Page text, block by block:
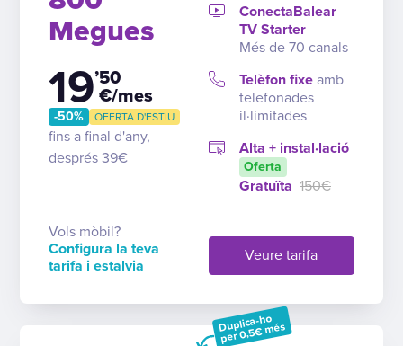
Megues
19’50
€/mes
-50% OFERTA D'ESTIU
fins a final d'any,
després 39€
Veure tarifa
ConectaBalear
TV Starter
Més de 70 canals
Telèfon fixe amb
telefonades
il·limitades
Alta + instal·lació
Oferta
Gratuïta 150€
Vols mòbil?
Configura la teva
tarifa i estalvia
Duplica-ho
per 0,5€ més